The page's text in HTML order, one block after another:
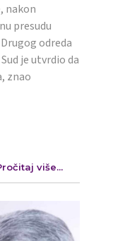
nakon
presudu
odreda
je utvrdio da
znao
više...